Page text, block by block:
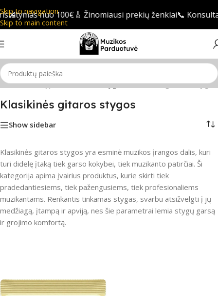
Skip to navigation
Skip to main content
nuo 100€🎸 Žinomiausi prekių ženklai📞
/Gitarų priedai/Gitaros stygos/Klasikinės gitaros stygos
Klasikinės gitaros stygos
Show sidebar
Klasikinės gitaros stygos yra esminė muzikos įrangos dalis, kuri
turi didelę įtaką tiek garso kokybei, tiek muzikanto patirčiai. Ši
kategorija apima įvairius produktus, kurie skirti tiek
pradedantiesiems, tiek pažengusiems, tiek profesionaliems
muzikantams. Renkantis tinkamas stygas, svarbu atsižvelgti į jų
medžiagą, įtampą ir apviją, nes šie parametrai lemia stygų garsą
ir grojimo komfortą.